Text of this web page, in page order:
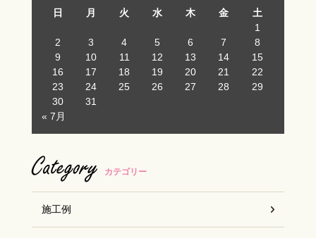
施工事例集
スタッフ紹介
お客様の声
日 月 火 水 木 金
土
1
2
3 4 5 6 7
8
9
10 11 12 13 14
15
16
17 18 19 20 21
22
23
24 25 26 27 28
29
30
31
« 7月
Category カテゴリー
施工例